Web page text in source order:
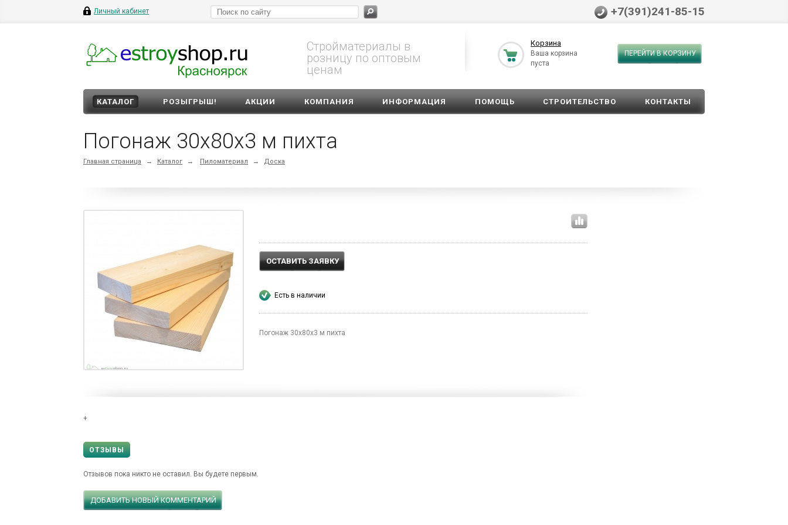
Личный кабинет +7(391)241-85-15
Стройматериалы в
розницу по оптовым
ценам
Корзина
Ваша корзина
пуста
ПЕРЕЙТИ В КОРЗИНУ
КАТАЛОГ РОЗЫГРЫШ! АКЦИИ КОМПАНИЯ ИНФОРМАЦИЯ ПОМОЩЬ СТРОИТЕЛЬСТВО КОНТАКТЫ
Погонаж 30х80х3 м пихта
Главная страница → Каталог → Пиломатериал → Доска
ОСТАВИТЬ ЗАЯВКУ
Есть в наличии
Погонаж 30х80х3 м пихта
+
ОТЗЫВЫ
Отзывов пока никто не оставил. Вы будете первым.
ДОБАВИТЬ НОВЫЙ КОММЕНТАРИЙ